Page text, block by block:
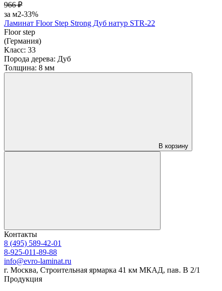
966 ₽
за м2-33%
Ламинат Floor Step Strong Дуб натур STR-22
Floor step
(Германия)
Класс: 33
Порода дерева: Дуб
Толщина: 8 мм
В корзину
Контакты
8 (495) 589-42-01
8-925-011-89-88
info@evro-laminat.ru
г. Москва, Строительная ярмарка 41 км МКАД, пав. В 2/1
Продукция